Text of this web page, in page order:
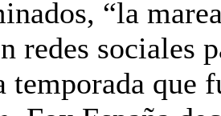
“la
redes sociales
temporada que